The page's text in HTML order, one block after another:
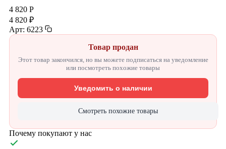
4 820 Р
4 820 ₽
Арт: 6223
Товар продан
Этот товар закончился, но вы можете подписаться на уведомление
или посмотреть похожие товары
Уведомить о наличии
Смотреть похожие товары
Почему покупают у нас